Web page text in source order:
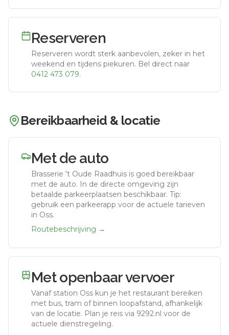
Reserveren
Reserveren wordt sterk aanbevolen, zeker in het
weekend en tijdens piekuren. Bel direct naar
0412 473 079.
Bereikbaarheid & locatie
Met de auto
Brasserie 't Oude Raadhuis is goed bereikbaar
met de auto.
In de directe omgeving zijn
betaalde parkeerplaatsen beschikbaar. Tip:
gebruik een parkeerapp voor de actuele tarieven
in Oss.
Routebeschrijving →
Met openbaar vervoer
Vanaf station Oss kun je het restaurant bereiken
met bus, tram of binnen loopafstand, afhankelijk
van de locatie. Plan je reis via 9292.nl voor de
actuele dienstregeling.